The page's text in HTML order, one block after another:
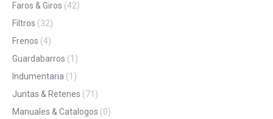
Faros & Giros (42)
Filtros (32)
Frenos (4)
Guardabarros (1)
Indumentaria (1)
Juntas & Retenes (71)
Manuales & Catalogos (0)